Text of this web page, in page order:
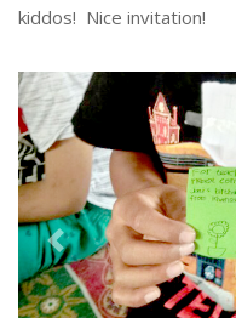
kiddos! Nice invitation!